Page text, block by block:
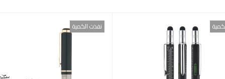
نفذت الكمية